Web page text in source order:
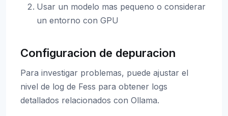
Usar un modelo mas pequeno o considerar
un entorno con GPU
Configuracion de depuracion
Para investigar problemas, puede ajustar el
nivel de log de Fess para obtener logs
detallados relacionados con Ollama.